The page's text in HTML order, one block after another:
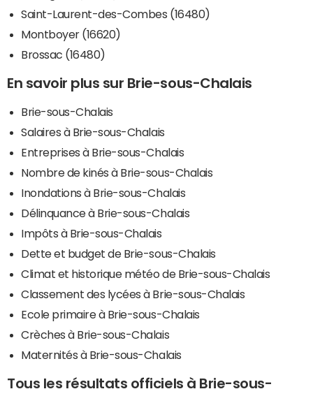
Saint-Laurent-des-Combes (16480)
Montboyer (16620)
Brossac (16480)
En savoir plus sur Brie-sous-Chalais
Brie-sous-Chalais
Salaires à Brie-sous-Chalais
Entreprises à Brie-sous-Chalais
Nombre de kinés à Brie-sous-Chalais
Inondations à Brie-sous-Chalais
Délinquance à Brie-sous-Chalais
Impôts à Brie-sous-Chalais
Dette et budget de Brie-sous-Chalais
Climat et historique météo de Brie-sous-Chalais
Classement des lycées à Brie-sous-Chalais
Ecole primaire à Brie-sous-Chalais
Crèches à Brie-sous-Chalais
Maternités à Brie-sous-Chalais
Tous les résultats officiels à Brie-sous-